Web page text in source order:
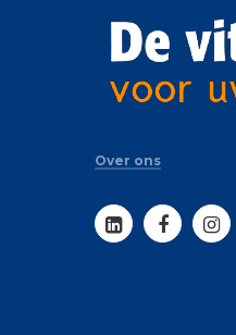
Over ons